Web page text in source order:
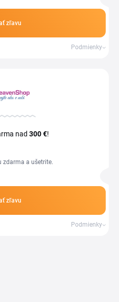
zľavu
Podmienky
nad 300 €!
zdarma a ušetrite.
zľavu
Podmienky